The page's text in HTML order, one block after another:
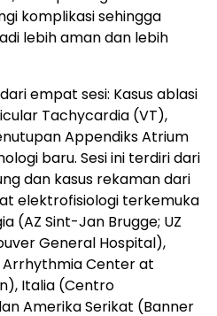
komplikasi sehingga
lebih aman dan lebih
empat sesi: Kasus ablasi
Tachycardia (VT),
Appendiks Atrium
baru. Sesi ini terdiri dari
dan kasus rekaman dari
elektrofisiologi terkemuka
(AZ Sint-Jan Brugge; UZ
General Hospital),
Center at
Italia (Centro
Amerika Serikat (Banner